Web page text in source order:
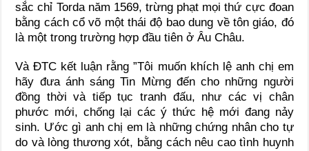
sắc chỉ Torda năm 1569, trừng phạt mọi thứ cực đoan
bằng cách cổ võ một thái độ bao dung về tôn giáo, đó
là một trong trường hợp đầu tiên ở Âu Châu.
Và ĐTC kết luận rằng ”Tôi muốn khích lệ anh chị em
hãy đưa ánh sáng Tin Mừng đến cho những người
đồng thời và tiếp tục tranh đấu, như các vị chân
phước mới, chống lại các ý thức hệ mới đang nảy
sinh. Ước gì anh chị em là những chứng nhân cho tự
do và lòng thương xót, bằng cách nêu cao tình huynh